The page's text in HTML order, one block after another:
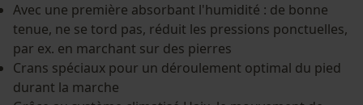
Avec une première absorbant l'humidité : de bonne
tenue, ne se tord pas, réduit les pressions ponctuelles,
par ex. en marchant sur des pierres
Crans spéciaux pour un déroulement optimal du pied
durant la marche